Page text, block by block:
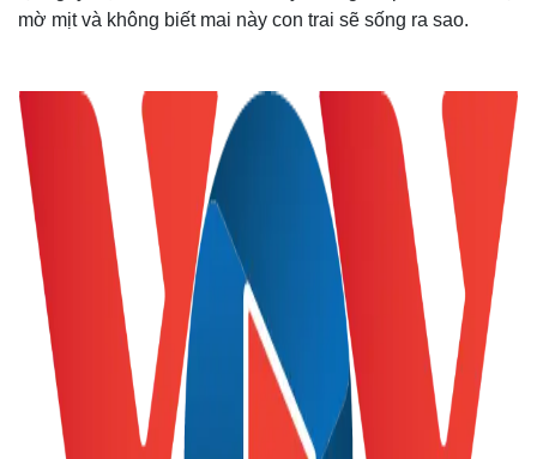
mờ mịt và không biết mai này con trai sẽ sống ra sao.